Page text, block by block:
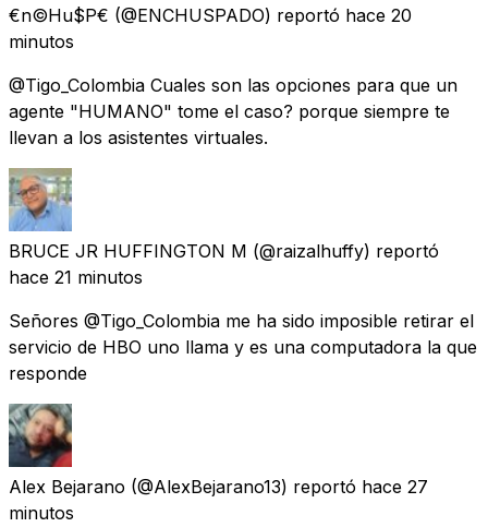
€n©Hu$P€ (@ENCHUSPADO) reportó hace 20
minutos
@Tigo_Colombia Cuales son las opciones para que un
agente "HUMANO" tome el caso? porque siempre te
llevan a los asistentes virtuales.
BRUCE JR HUFFINGTON M (@raizalhuffy) reportó
hace 21 minutos
Señores @Tigo_Colombia me ha sido imposible retirar el
servicio de HBO uno llama y es una computadora la que
responde
Alex Bejarano (@AlexBejarano13) reportó hace 27
minutos